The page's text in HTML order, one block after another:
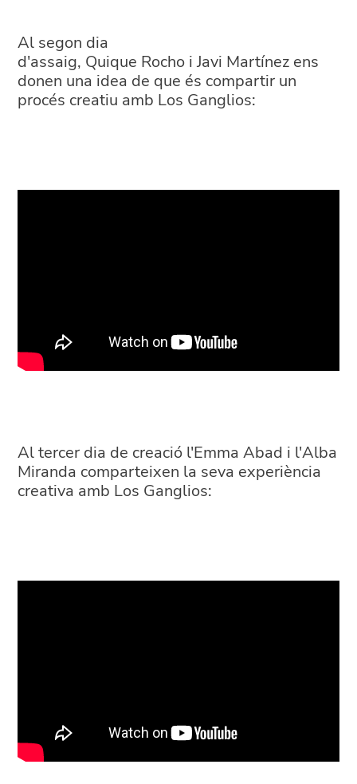
Al segon dia
d'assaig, Quique Rocho i Javi Martínez ens
donen una idea de que és compartir un
procés creatiu amb Los Ganglios:
Al tercer dia de creació l'Emma Abad i l'Alba
Miranda comparteixen la seva experiència
creativa amb Los Ganglios: